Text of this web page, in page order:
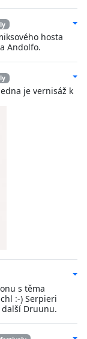
hosta
Andolfo.
je vernisáž k
s těma
:-) Serpieri
další Druunu.